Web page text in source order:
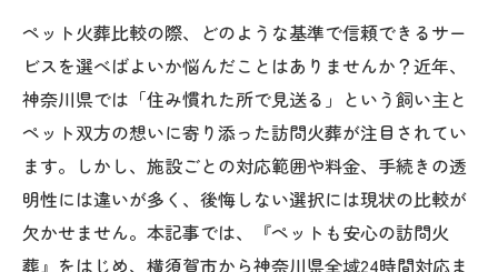
ペット火葬比較の際、どのような基準で信頼できるサー
ビスを選べばよいか悩んだことはありませんか？近年、
神奈川県では「住み慣れた所で見送る」という飼い主と
ペット双方の想いに寄り添った訪問火葬が注目されてい
ます。しかし、施設ごとの対応範囲や料金、手続きの透
明性には違いが多く、後悔しない選択には現状の比較が
欠かせません。本記事では、『ペットも安心の訪問火
葬』をはじめ、横須賀市から神奈川県全域24時間対応ま